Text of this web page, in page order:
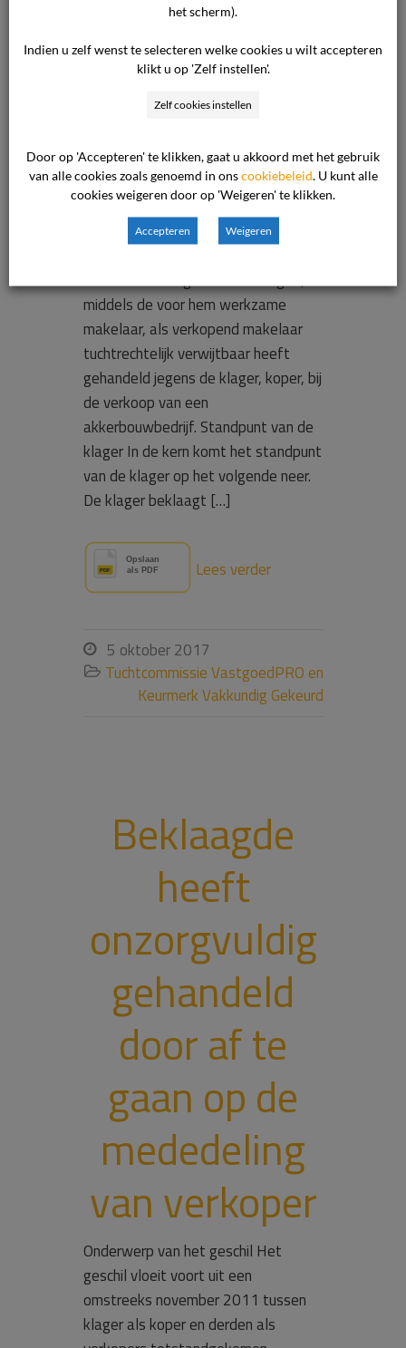
Ook is niet
gebleken van
belangenvers
trengeling.
betreft de vraag of de beklaagde,
middels de voor hem werkzame
makelaar, als verkopend makelaar
tuchtrechtelijk verwijtbaar heeft
gehandeld jegens de klager, koper, bij
de verkoop van een
akkerbouwbedrijf. Standpunt van de
klager In de kern komt het standpunt
van de klager op het volgende neer.
De klager beklaagt […]
Lees verder
 5 oktober 2017
 Tuchtcommissie VastgoedPRO en
Keurmerk Vakkundig Gekeurd
Beklaagde
heeft
onzorgvuldig
gehandeld
door af te
gaan op de
mededeling
van verkoper
Onderwerp van het geschil Het
geschil vloeit voort uit een
omstreeks november 2011 tussen
klager als koper en derden als
het scherm).
Indien u zelf wenst te selecteren welke cookies u wilt accepteren
klikt u op 'Zelf instellen'.
Zelf cookies instellen
Door op 'Accepteren' te klikken, gaat u akkoord met het gebruik
van alle cookies zoals genoemd in onscookiebeleid . U kunt alle
cookies weigeren door op 'Weigeren' te klikken.
Accepteren Weigeren